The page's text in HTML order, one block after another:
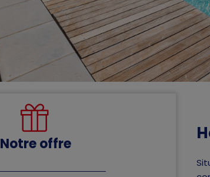
Notre offre